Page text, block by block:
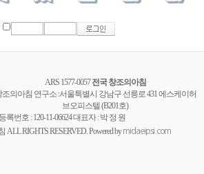
ARS 1577-0057전국 창조의아침
조의아침 연구소 :서울특별시 강남구 선릉로 431 에스케이허
브오피스텔 (B201호)
록번호 : 120-11-06624 대표자 : 박 정 원
ALL RIGHTS RESERVED. Powered bymidaeipsi.com